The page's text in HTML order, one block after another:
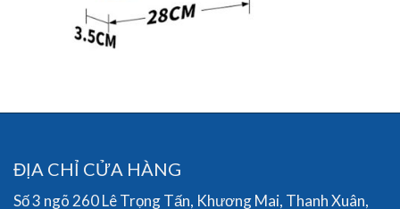
ĐỊA CHỈ CỬA HÀNG
Số 3 ngõ 260 Lê Trọng Tấn, Khương Mai, Thanh Xuân,